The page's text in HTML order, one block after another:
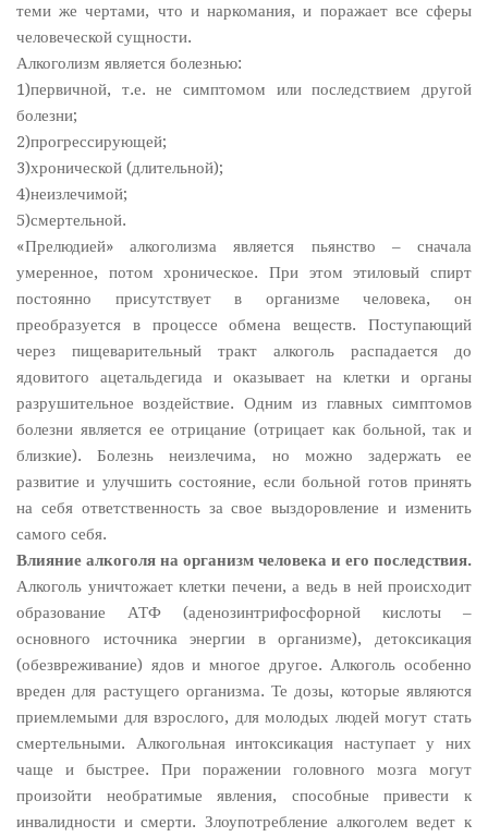
теми же чертами, что и наркомания, и поражает все сферы
человеческой сущности.
Алкоголизм является болезнью:
1)первичной, т.е. не симптомом или последствием другой
болезни;
2)прогрессирующей;
3)хронической (длительной);
4)неизлечимой;
5)смертельной.
«Прелюдией» алкоголизма является пьянство – сначала
умеренное, потом хроническое. При этом этиловый спирт
постоянно присутствует в организме человека, он
преобразуется в процессе обмена веществ. Поступающий
через пищеварительный тракт алкоголь распадается до
ядовитого ацетальдегида и оказывает на клетки и органы
разрушительное воздействие. Одним из главных симптомов
болезни является ее отрицание (отрицает как больной, так и
близкие). Болезнь неизлечима, но можно задержать ее
развитие и улучшить состояние, если больной готов принять
на себя ответственность за свое выздоровление и изменить
самого себя.
Влияние алкоголя на организм человека и его последствия.
Алкоголь уничтожает клетки печени, а ведь в ней происходит
образование АТФ (аденозинтрифосфорной кислоты –
основного источника энергии в организме), детоксикация
(обезвреживание) ядов и многое другое. Алкоголь особенно
вреден для растущего организма. Те дозы, которые являются
приемлемыми для взрослого, для молодых людей могут стать
смертельными. Алкогольная интоксикация наступает у них
чаще и быстрее. При поражении головного мозга могут
произойти необратимые явления, способные привести к
инвалидности и смерти. Злоупотребление алкоголем ведет к